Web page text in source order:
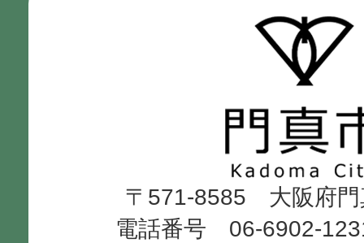
市
Kadoma
City
〒571-8585 大阪府門
電話番号 06-6902-